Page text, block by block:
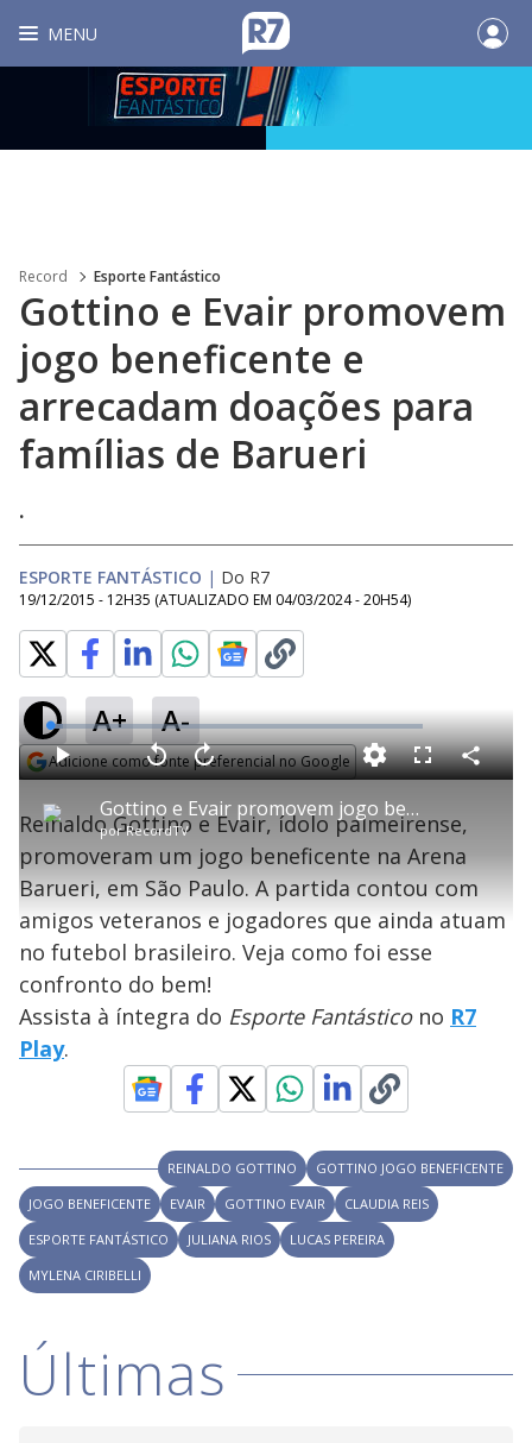
MENU
Record Esporte Fantástico
Gottino e Evair promovem
jogo beneficente e
arrecadam doações para
famílias de Barueri
.
ESPORTE FANTÁSTICO | Do R7
19/12/2015 - 12H35 (ATUALIZADO EM 04/03/2024 - 20H54)
A+ A-
Adicione como fonte preferencial no Google
P
l
a
y
V
i
d
o
Gottino e Evair promovem jogo beneficente e arrecadam doações para famílias de Barueri
porRecordTV
P V
t
a
r
0
e
g
n
d
s
A
n
ç
a
r
0
s
e
u
n
o
s
L
o
a
d
e
3
.
6
0
%
F
s
c
e
n
C
o
a
Reinaldo Gottino e Evair, ídolo palmeirense,
promoveram um jogo beneficente na Arena
Barueri, em São Paulo. A partida contou com
amigos veteranos e jogadores que ainda atuam
no futebol brasileiro. Veja como foi esse
confronto do bem!
Assista à íntegra do Esporte Fantásticono R7
Play.
REINALDO GOTTINO
GOTTINO JOGO BENEFICENTE
JOGO BENEFICENTE
EVAIR GOTTINO EVAIR
CLAUDIA REIS
ESPORTE FANTÁSTICO
JULIANA RIOS
LUCAS PEREIRA
MYLENA CIRIBELLI
Últimas